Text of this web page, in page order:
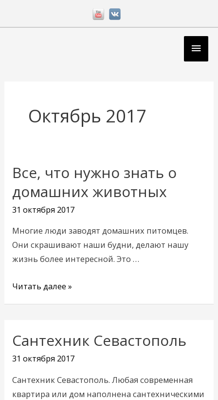
Октябрь 2017
Все, что нужно знать о
домашних животных
31 октября 2017
Многие люди заводят домашних питомцев.
Они скрашивают наши будни, делают нашу
жизнь более интересной. Это …
Все,
нужно
знать
о
домашних
животных
Читать далее »
Сантехник Севастополь
31 октября 2017
Сантехник Севастополь. Любая современная
квартира или дом наполнена сантехническими
Сантехник